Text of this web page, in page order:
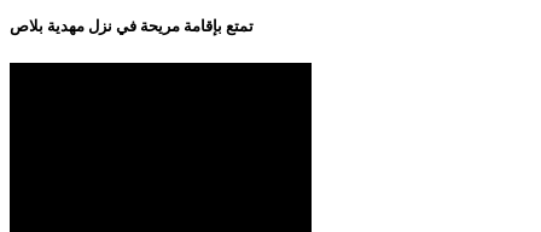
تمتع بإقامة مريحة في نزل مهدية بلاص